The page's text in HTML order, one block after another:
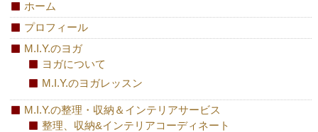
ホーム
プロフィール
M.I.Y.のヨガ
ヨガについて
M.I.Y.のヨガレッスン
M.I.Y.の整理・収納＆インテリアサービス
整理、収納&インテリアコーディネート